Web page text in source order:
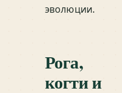
эволюции.
Рога,
когти и